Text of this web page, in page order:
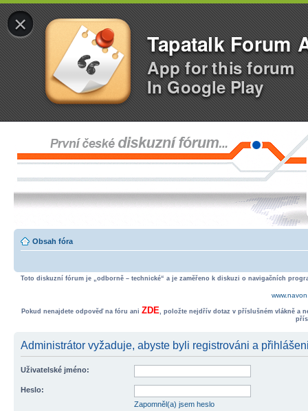
×
Tapatalk Forum
App for this forum
In Google Play
Obsah fóra
Toto diskuzní fórum je „odborně – technické“ a je zaměřeno k diskuzi o navigačních
Pokud nenajdete odpověď na fóru ani ZDE, položte nejdřív dotaz v příslušném vlákně a
Administrátor vyžaduje, abyste byli registrováni a
Uživatelské jméno:
Heslo:
Zapomněl(a) jsem heslo